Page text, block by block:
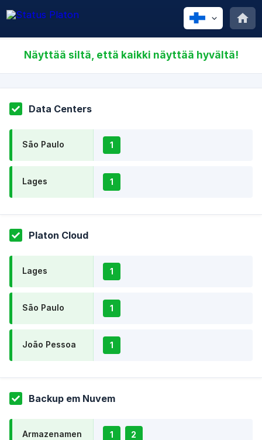
Näyttää siltä, että kaikki näyttää hyvältä!
Data Centers
São Paulo 1
Lages 1
Platon Cloud
Lages 1
São Paulo 1
João Pessoa 1
Backup em Nuvem
Armazenamen
1 2